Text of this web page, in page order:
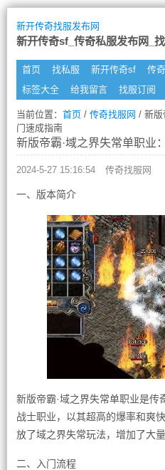
新开传奇找服发布网
新开传奇sf_传奇私服发布网_
首页 找私服 新开传奇sf 传
标签大全
给我留言 找服订阅
当前位置： 首页/ 传奇找服网 / 新版
门速成指南
新版帝霸·域之界失常单职业
2024-5-27 15:16:54 传奇找服网
一、版本简介
新版帝霸·域之界失常单职业是传
战士职业，以其超高的爆率和爽
放了域之界失常玩法，增加了大
二、入门流程